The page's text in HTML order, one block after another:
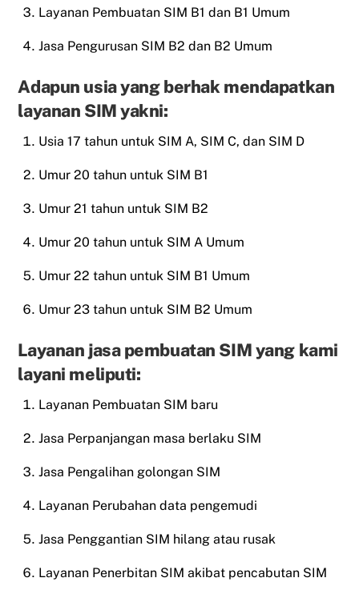
Layanan Pembuatan SIM B1 dan B1 Umum
Jasa Pengurusan SIM B2 dan B2 Umum
Adapun usia yang berhak mendapatkan
layanan SIM yakni:
Usia 17 tahun untuk SIM A, SIM C, dan SIM D
Umur 20 tahun untuk SIM B1
Umur 21 tahun untuk SIM B2
Umur 20 tahun untuk SIM A Umum
Umur 22 tahun untuk SIM B1 Umum
Umur 23 tahun untuk SIM B2 Umum
Layanan jasa pembuatan SIM yang kami
layani meliputi:
Layanan Pembuatan SIM baru
Jasa Perpanjangan masa berlaku SIM
Jasa Pengalihan golongan SIM
Layanan Perubahan data pengemudi
Jasa Penggantian SIM hilang atau rusak
Layanan Penerbitan SIM akibat pencabutan SIM